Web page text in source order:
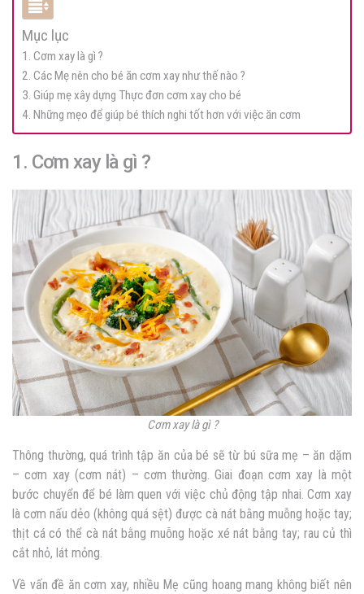
Mục lục
1. Cơm xay là gì ?
2. Các Mẹ nên cho bé ăn cơm xay như thế nào ?
3. Giúp mẹ xây dựng Thực đơn cơm xay cho bé
4. Những mẹo để giúp bé thích nghi tốt hơn với việc ăn cơm
1. Cơm xay là gì ?
Cơm xay là gì ?
Thông thường, quá trình tập ăn của bé sẽ từ bú sữa mẹ – ăn dặm
– cơm xay (cơm nát) – cơm thường. Giai đoạn cơm xay là một
bước chuyển để bé làm quen với việc chủ động tập nhai. Cơm xay
là cơm nấu dẻo (không quá sệt) được cà nát bằng muỗng hoặc tay;
thịt cá có thể cà nát bằng muỗng hoặc xé nát bằng tay; rau củ thì
cắt nhỏ, lát mỏng.
Về vấn đề ăn cơm xay, nhiều Mẹ cũng hoang mang không biết nên